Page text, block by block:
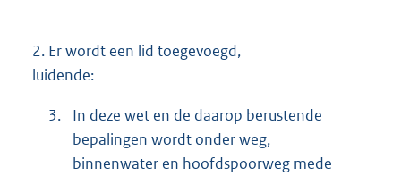
2. Er wordt een lid toegevoegd,
luidende:
3.
In deze wet en de daarop berustende
bepalingen wordt onder weg,
binnenwater en hoofdspoorweg mede